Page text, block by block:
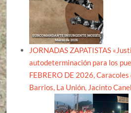
JORNADAS ZAPATISTAS
autodeterminación para los
FEBRERO DE 2026,
Barrios, La Unión, Jacinto